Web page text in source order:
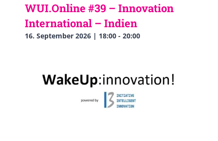
WUI.Online #39 – Innovation
International – Indien
16. September 2026 | 18:00 - 20:00